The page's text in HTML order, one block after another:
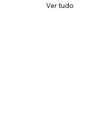
Ver tudo